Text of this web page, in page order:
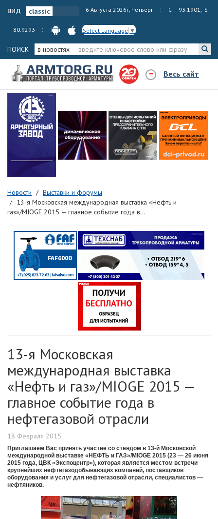
вид 6 Августа 2026г, Четверг € — 93.1901, $
— 80.9293 Select Language ▼
ПОИСК в новостях
Весь сайт
Новости
Выставки и форумы
13-я Московская международная выставка «Нефть и
газ»/MIOGE 2015 — главное событие года в...
13-я Московская
международная выставка
«Нефть и газ»/MIOGE 2015 —
главное событие года в
нефтегазовой отрасли
18 Февраля 2015
Приглашаем Вас принять участие со стендом в 13-й Московской
международной выставке «НЕФТЬ и ГАЗ»/MIOGE 2015 (23 — 26 июня
2015 года, ЦВК «Экспоцентр»), которая является местом встречи
крупнейших нефтегазодобывающих компаний, поставщиков
оборудования и услуг для нефтегазовой отрасли, специалистов —
нефтяников.